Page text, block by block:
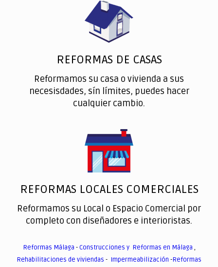
REFORMAS DE CASAS
Reformamos su casa o vivienda a sus
necesisdades, sín límites, puedes hacer
cualquier cambio.
REFORMAS LOCALES COMERCIALES
Reformamos su Local o Espacio Comercial por
completo con diseñadores e interioristas.
Reformas Málaga -Construcciones y Reformas en Málaga ,
Rehabilitaciones de viviendas - Impermeabilización -Reformas